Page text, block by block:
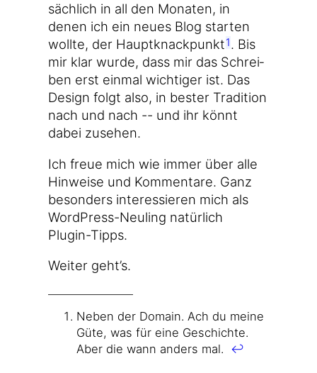
säch­lich in all den Mona­ten, in
denen ich ein neu­es Blog star­ten
woll­te, der Haupt­knack­punkt1. Bis
mir klar wur­de, dass mir das Schrei­
ben erst ein­mal wich­ti­ger ist. Das
Design folgt also, in bes­ter Tra­di­ti­on
nach und nach -- und ihr könnt
dabei zusehen.
Ich freue mich wie immer über alle
Hin­wei­se und Kom­men­ta­re. Ganz
beson­ders inter­es­sie­ren mich als
WordPress-Neuling natür­lich
Plugin-Tipps.
Wei­ter geht’s.
Neben der Domain. Ach du mei­ne
Güte, was für eine Geschich­te.
Aber die wann anders mal. ↩